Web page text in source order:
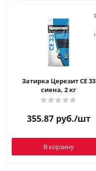
Затирка Церезит CE 33
сиена, 2 кг
355.87руб./шт
В корзину